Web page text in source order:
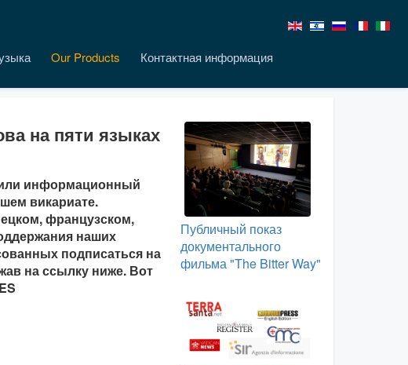
Our Products Контактная информация
на пяти языках
информационный
викариате.
французском,
наших
подписаться на
на ссылку ниже. Вот
Публичный показ
документального
фильма "The Bitter Way"